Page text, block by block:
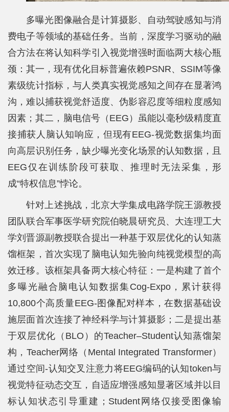
党
建
政
人
才
养
台
基
学
生
工
作
招
贤
纳
多曝光图像融合是计算摄影、自动驾驶感知与消
费电子等领域的基础任务。当前，深度学习驱动的融
合方法在将认知科学引入视觉增强时面临两大核心瓶
颈：其一，现有优化目标普遍依赖PSNR、SSIM等像
素级统计指标，与人类真实视觉感知之间存在显著鸿
沟，难以捕获视觉舒适度、伪影容忍度等细粒度感知
因素；其二，脑电信号（EEG）虽能以毫秒级精度直
接捕获人脑认知响应，但现有EEG-视觉数据集均面
向高层识别任务，缺少曝光变化场景的认知数据，且
EEG仅在训练阶段可获取、推理时无法采集，形
成“特权信息”悖论。
针对上述挑战，北京大学集成电路学院王源教授
团队联合军事医学研究院伯晓晨研究员、大连理工大
学刘晋源副教授联合提出一种基于双层优化的认知蒸
馏框架，首次实现了脑电认知先验向纯视觉模型的高
效迁移。该框架具备两大核心特征：一是构建了首个
多曝光融合脑电认知数据集Cog-Expo，累计获得
10,800个高质量EEG-图像配对样本，在数据基础设
施层面首次连接了神经科学与计算摄影；二是提出基
于双层优化（BLO）的Teacher–Student认知蒸馏架
构，Teacher网络（Mental Integrated Transformer）
通过空间-认知交叉注意力将EEG编码的认知token与
视觉特征动态交互，自适应增强感知显著区域并以目
标认知状态引导重建；Student网络仅接受图像输